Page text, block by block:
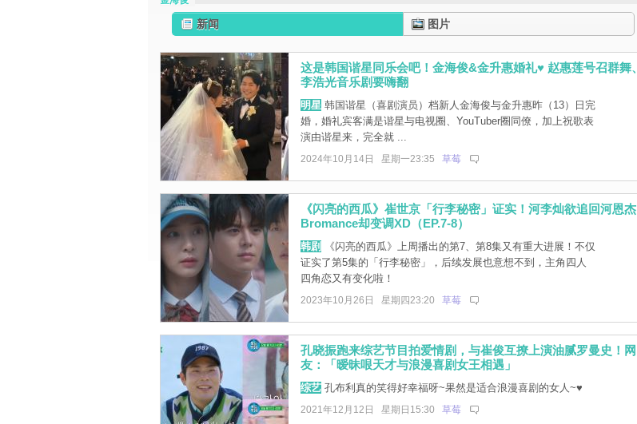
新闻 图片
这是韩国谐星同乐会吧！金海俊&金升惠婚礼♥ 赵惠莲号召群舞、
李浩光音乐剧要嗨翻
明星韩国谐星（喜剧演员）档新人金海俊与金升惠昨（13）日完
婚，婚礼宾客满是谐星与电视圈、YouTuber圈同僚，加上祝歌表
演由谐星来，完全就 ...
2024年10月14日 星期一23:35 草莓
《闪亮的西瓜》崔世京「行李秘密」证实！河李灿欲追回河恩杰
Bromance却变调XD（EP.7-8）
韩剧 《闪亮的西瓜》上周播出的第7、第8集又有重大进展！不仅
证实了第5集的「行李秘密」，后续发展也意想不到，主角四人
四角恋又有变化啦！
2023年10月26日 星期四23:20 草莓
孔晓振跑来综艺节目拍爱情剧，与崔俊互撩上演油腻罗曼史！网
友：「暧昧哏天才与浪漫喜剧女王相遇」
综艺孔布利真的笑得好幸福呀~果然是适合浪漫喜剧的女人~♥
2021年12月12日 星期日15:30 草莓